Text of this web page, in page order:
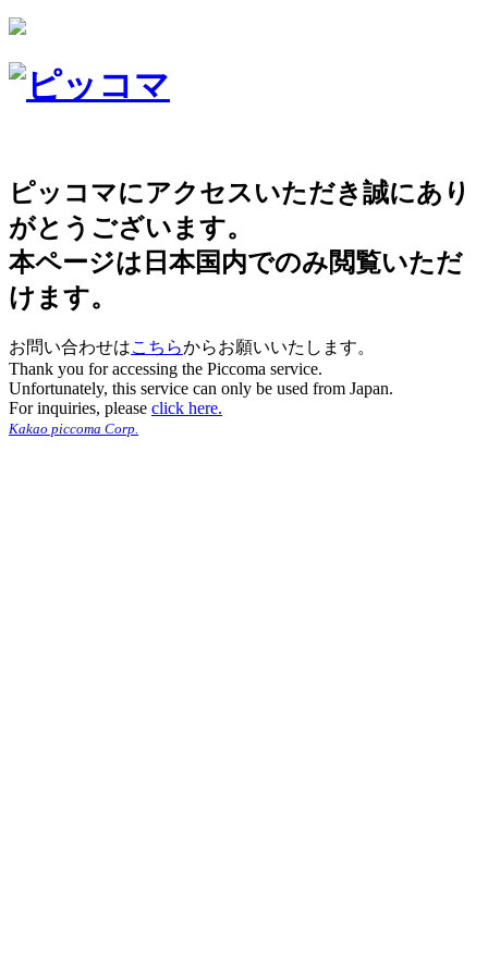
ピッコマにアクセスいただき誠にあり
がとうございます。
本ページは日本国内でのみ閲覧いただ
けます。
お問い合わせはこちらからお願いいたします。
Thank you for accessing the Piccoma service.
Unfortunately, this service can only be used from Japan.
For inquiries, please click here.
Kakao piccoma Corp.